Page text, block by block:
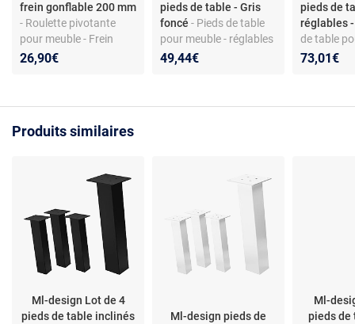
frein gonflable 200 mm
- Roulette pivotante
pour meuble - Frein
intégré - Roue gonflable
26,90€
pieds de table - Gris
foncé- Pieds de table
pour meuble - réglables
en hauteur - embase à
49,44€
pieds de
réglables
de table
réglables
73,01€
Produits similaires
Ml-design Lot de 4
pieds de table inclinés
Ml-design pieds de
Ml-
pieds de